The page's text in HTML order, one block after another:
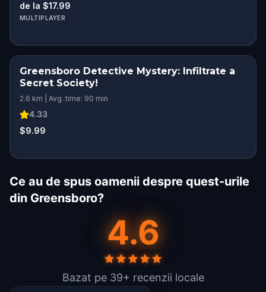
de la $17.99
MULTIPLAYER
Greensboro Detective Mystery: Infiltrate a
Secret Society!
2.6 km | Avg. time: 90 min
4.33
$9.99
Ce au de spus oamenii despre quest-urile
din Greensboro?
4.6
Bazat pe 39+ recenzii locale